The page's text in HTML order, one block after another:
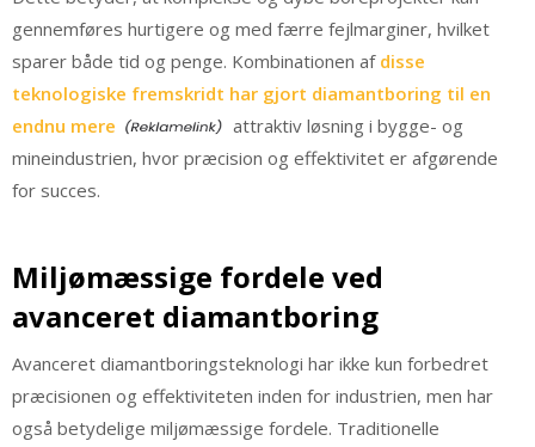
gennemføres hurtigere og med færre fejlmarginer, hvilket
sparer både tid og penge. Kombinationen af disse
teknologiske fremskridt har gjort diamantboring til en
endnu mere
attraktiv løsning i bygge- og
mineindustrien, hvor præcision og effektivitet er afgørende
for succes.
Miljømæssige fordele ved
avanceret diamantboring
Avanceret diamantboringsteknologi har ikke kun forbedret
præcisionen og effektiviteten inden for industrien, men har
også betydelige miljømæssige fordele. Traditionelle